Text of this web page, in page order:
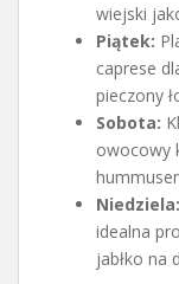
wiejski
Piątek:
caprese
pieczony
Sobota:
owocowy
Niedziela:
idealna
jabłko na